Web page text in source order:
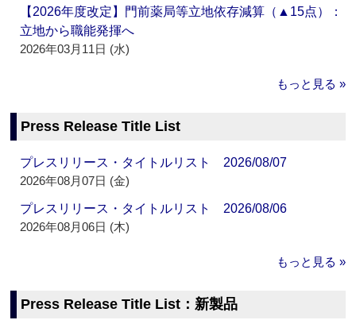
【2026年度改定】門前薬局等立地依存減算（▲15点）：
立地から職能発揮へ
2026年03月11日 (水)
もっと見る »
Press Release Title List
プレスリリース・タイトルリスト 2026/08/07
2026年08月07日 (金)
プレスリリース・タイトルリスト 2026/08/06
2026年08月06日 (木)
もっと見る »
Press Release Title List：新製品